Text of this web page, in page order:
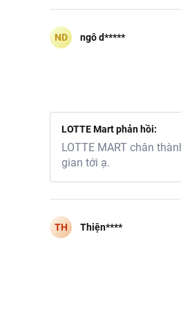
ND ngô d*****
LOTTE Mart phản hồi:
LOTTE MART chân
gian tới ạ.
TH Thiện****